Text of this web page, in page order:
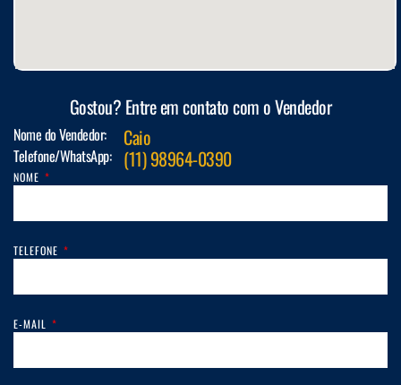
Gostou? Entre em contato com o Vendedor
Nome do Vendedor: Caio
Telefone/WhatsApp: (11) 98964-0390
NOME
TELEFONE
E-MAIL